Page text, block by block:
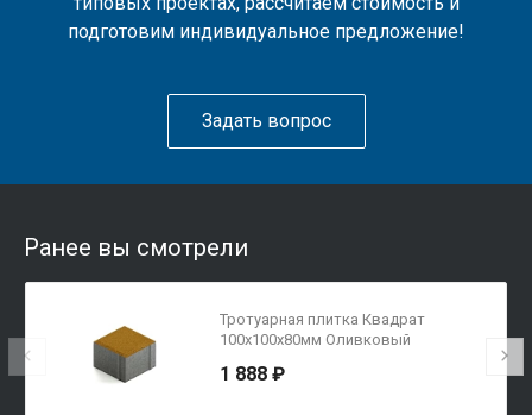
подготовим индивидуальное предложение!
Задать вопрос
Ранее вы смотрели
Тротуарная плитка Квадрат
100х100х80мм Оливковый
1 888 ₽